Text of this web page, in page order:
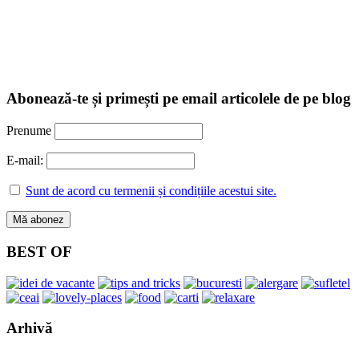
Abonează-te și primești pe email articolele de pe blog
Prenume
E-mail:
Sunt de acord cu termenii și condițiile acestui site.
BEST OF
Arhivă